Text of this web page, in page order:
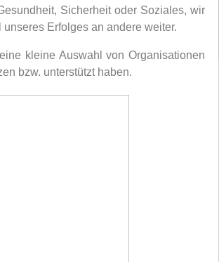
Sicherheit oder Soziales, wir
unseres Erfolges an andere weiter.
kleine Auswahl von Organisationen
bzw. unterstützt haben.